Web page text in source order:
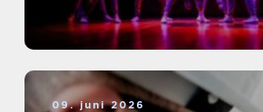
09. juni 2026